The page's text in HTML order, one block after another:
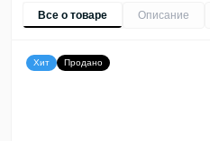
Все о товаре Описание
Хит Продано